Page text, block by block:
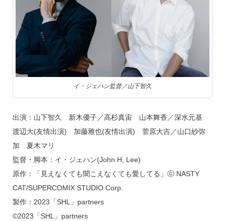
イ・ジェハン監督／山下智久
出演：山下智久 新木優子／高杉真宙 山本舞香／深水元基
渡辺大(友情出演) 加藤雅也(友情出演) 菅原大吉／山口紗弥
加 夏木マリ
監督・脚本：イ・ジェハン(John H, Lee)
原作：「見えなくても聞こえなくても愛してる」ⓒ NASTY
CAT/SUPERCOMIX STUDIO Corp.
製作：2023「SHL」partners
©2023「SHL」partners